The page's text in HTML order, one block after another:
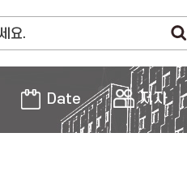
Date 저자